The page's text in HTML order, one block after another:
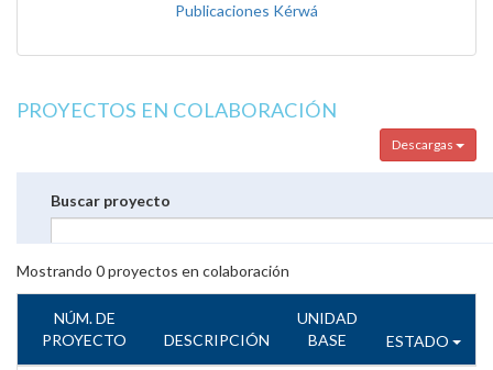
Publicaciones Kérwá
PROYECTOS EN COLABORACIÓN
Descargas
Buscar proyecto
Mostrando 0proyectos en colaboración
NÚM. DE
PROYECTO
DESCRIPCIÓN
UNIDAD
BASE
ESTADO